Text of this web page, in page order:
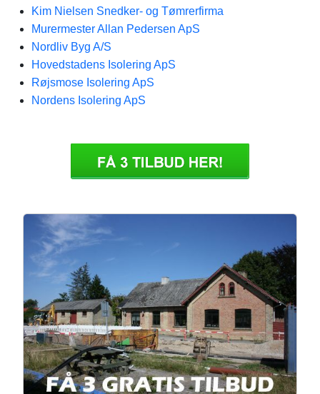
Kim Nielsen Snedker- og Tømrerfirma
Murermester Allan Pedersen ApS
Nordliv Byg A/S
Hovedstadens Isolering ApS
Røjsmose Isolering ApS
Nordens Isolering ApS